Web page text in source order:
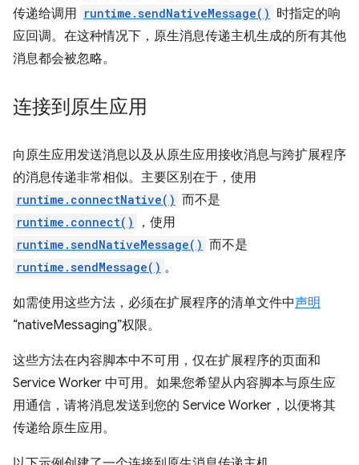
传递给调用 runtime.sendNativeMessage() 时指定的响
应回调。在这种情况下，原生消息传递主机生成的所有其他
消息都会被忽略。
连接到原生应用
向原生应用发送消息以及从原生应用接收消息与跨扩展程序
的消息传递非常相似。主要区别在于，使用
runtime.connectNative() 而不是
runtime.connect() ，使用
runtime.sendNativeMessage() 而不是
runtime.sendMessage() 。
如需使用这些方法，必须在扩展程序的清单文件中声明
“nativeMessaging”权限。
这些方法在内容脚本中不可用，仅在扩展程序的页面和
Service Worker 中可用。如果您希望从内容脚本与原生应
用通信，请将消息发送到您的 Service Worker，以便将其
传递给原生应用。